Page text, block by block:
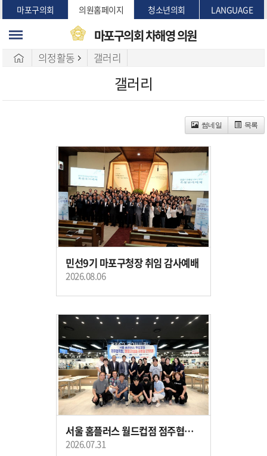
본문바로가기
마포구의회 의원홈페이지 청소년의회 LANGUAGE
마포구의회차해영 의원
의정활동 갤러리
갤러리
썸네일 목록
민선9기 마포구청장 취임 감사예배
2026.08.06
서울 홈플러스 월드컵점 점주협의회, 마포구의회 구의원 간담회
2026.07.31